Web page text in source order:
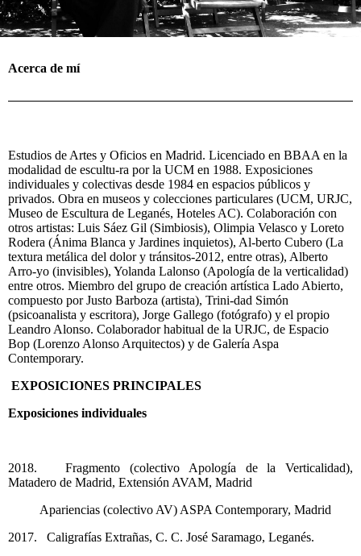
Acerca de mí
Estudios de Artes y Oficios en Madrid. Licenciado en BBAA en la
modalidad de escultu-ra por la UCM en 1988. Exposiciones
individuales y colectivas desde 1984 en espacios públicos y
privados. Obra en museos y colecciones particulares (UCM, URJC,
Museo de Escultura de Leganés, Hoteles AC). Colaboración con
otros artistas: Luis Sáez Gil (Simbiosis), Olimpia Velasco y Loreto
Rodera (Ánima Blanca y Jardines inquietos), Al-berto Cubero (La
textura metálica del dolor y tránsitos-2012, entre otras), Alberto
Arro-yo (invisibles), Yolanda Lalonso (Apología de la verticalidad)
entre otros. Miembro del grupo de creación artística Lado Abierto,
compuesto por Justo Barboza (artista), Trini-dad Simón
(psicoanalista y escritora), Jorge Gallego (fotógrafo) y el propio
Leandro Alonso. Colaborador habitual de la URJC, de Espacio
Bop (Lorenzo Alonso Arquitectos) y de Galería Aspa
Contemporary.
EXPOSICIONES PRINCIPALES
Exposiciones individuales
2018. Fragmento (colectivo Apología de la Verticalidad),
Matadero de Madrid, Extensión AVAM, Madrid
Apariencias (colectivo AV) ASPA Contemporary, Madrid
2017. Caligrafías Extrañas, C. C. José Saramago, Leganés.